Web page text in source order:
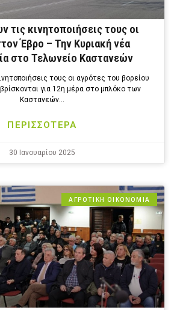
τις κινητοποιήσεις τους οι
Έβρο – Την Κυριακή νέα
στο Τελωνείο Καστανεών
τους οι αγρότες του βορείου
βρίσκονται για 12η μέρα στο μπλόκο των
Καστανεών…
ΠΕΡΙΣΣΟΤΕΡΑ
30 Ιανουαρίου 2025
ΑΓΡΟΤΙΚΗ ΟΙΚΟΝΟΜΙΑ